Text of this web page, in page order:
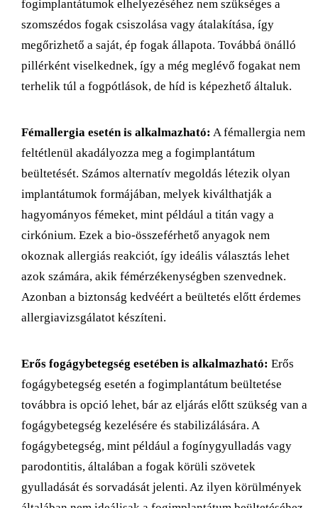
fogimplantátumok elhelyezéséhez nem szükséges a
szomszédos fogak csiszolása vagy átalakítása, így
megőrizhető a saját, ép fogak állapota. Továbbá önálló
pillérként viselkednek, így a még meglévő fogakat nem
terhelik túl a fogpótlások, de híd is képezhető általuk.
Fémallergia esetén is alkalmazható: A fémallergia nem
feltétlenül akadályozza meg a fogimplantátum
beültetését. Számos alternatív megoldás létezik olyan
implantátumok formájában, melyek kiválthatják a
hagyományos fémeket, mint például a titán vagy a
cirkónium. Ezek a bio-összeférhető anyagok nem
okoznak allergiás reakciót, így ideális választás lehet
azok számára, akik fémérzékenységben szenvednek.
Azonban a biztonság kedvéért a beültetés előtt érdemes
allergiavizsgálatot készíteni.
Erős fogágybetegség esetében is alkalmazható: Erős
fogágybetegség esetén a fogimplantátum beültetése
továbbra is opció lehet, bár az eljárás előtt szükség van a
fogágybetegség kezelésére és stabilizálására. A
fogágybetegség, mint például a fogínygyulladás vagy
parodontitis, általában a fogak körüli szövetek
gyulladását és sorvadását jelenti. Az ilyen körülmények